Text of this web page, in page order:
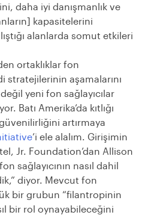
daha iyi danışmanlık ve
kapasitelerini
alanlarda somut etkileri
ortaklıklar fon
stratejilerinin aşamalarını
yeni fon sağlayıcılar
Batı Amerika’da kıtlığı
artırmaya
’i ele alalım. Girişimin
Jr. Foundation’dan Allison
sağlayıcının nasıl dahil
diyor. Mevcut fon
bir grubun “filantropinin
bir rol oynayabileceğini